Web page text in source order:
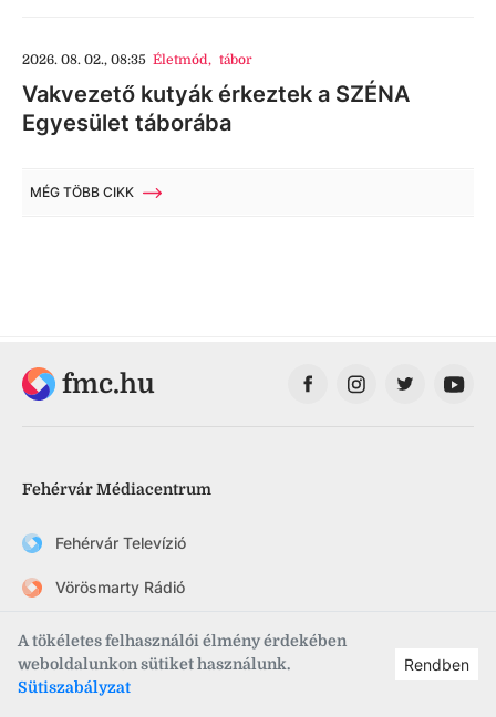
A tökéletes felhasználói élmény érdekében
weboldalunkon sütiket használunk.
Sütiszabályzat
Rendben
2026. 08. 02., 08:35 Életmód, tábor
Vakvezető kutyák érkeztek a SZÉNA
Egyesület táborába
MÉG TÖBB CIKK
fmc.hu
Fehérvár Médiacentrum
Fehérvár Televízió
Vörösmarty Rádió
FehérVár hetilap
szekesfehervar.hu